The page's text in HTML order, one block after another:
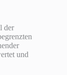
der
und